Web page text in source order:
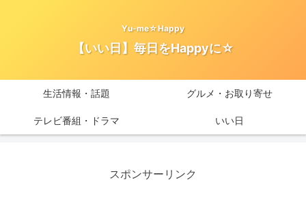
Yu-me☆Happy
【いい日】毎日をHappyに☆
生活情報・話題 グルメ・お取り寄せ
テレビ番組・ドラマ いい日
スポンサーリンク